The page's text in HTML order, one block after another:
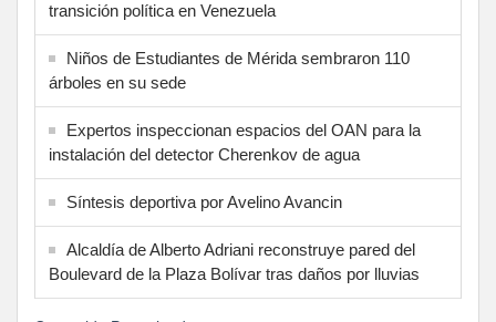
transición política en Venezuela
Niños de Estudiantes de Mérida sembraron 110
árboles en su sede
Expertos inspeccionan espacios del OAN para la
instalación del detector Cherenkov de agua
Síntesis deportiva por Avelino Avancin
Alcaldía de Alberto Adriani reconstruye pared del
Boulevard de la Plaza Bolívar tras daños por lluvias